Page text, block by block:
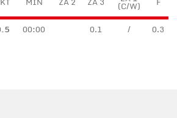
(C/W)
00:00 0.1 / 0.3